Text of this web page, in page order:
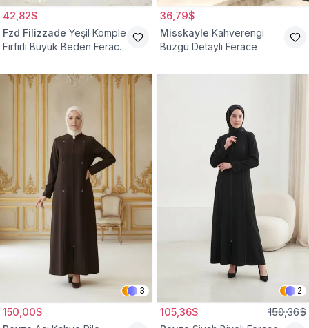
42,82$
Fzd Filizzade Yeşil Komple
Fırfırlı Büyük Beden Ferace
36,79$
Misskayle Kahverengi
Büzgü Detaylı Ferace
3
150,00$
2
105,36$ 150,36$